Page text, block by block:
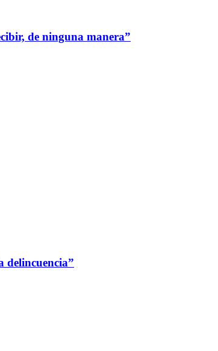
de ninguna manera”
delincuencia”